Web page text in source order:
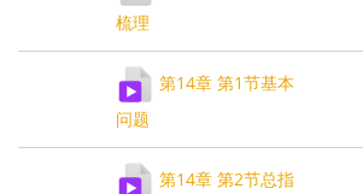
梳理
第14章 第1节基本
问题
第14章 第2节总指